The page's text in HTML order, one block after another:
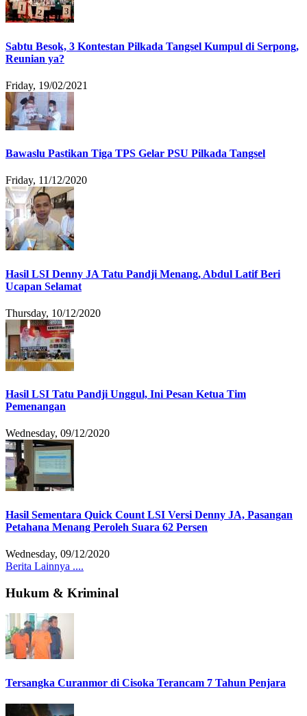
Sabtu Besok, 3 Kontestan Pilkada Tangsel Kumpul di Serpong,
Reunian ya?
Friday, 19/02/2021
Bawaslu Pastikan Tiga TPS Gelar PSU Pilkada Tangsel
Friday, 11/12/2020
Hasil LSI Denny JA Tatu Pandji Menang, Abdul Latif Beri
Ucapan Selamat
Thursday, 10/12/2020
Hasil LSI Tatu Pandji Unggul, Ini Pesan Ketua Tim
Pemenangan
Wednesday, 09/12/2020
Hasil Sementara Quick Count LSI Versi Denny JA, Pasangan
Petahana Menang Peroleh Suara 62 Persen
Wednesday, 09/12/2020
Berita Lainnya ....
Hukum & Kriminal
Tersangka Curanmor di Cisoka Terancam 7 Tahun Penjara